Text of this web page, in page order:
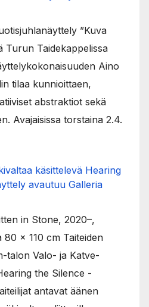
”Kuva
Turun Taidekappelissa
Aino
tilaa kunnioittaen,
abstraktiot sekä
Avajaisissa torstaina 2.4.
käsittelevä Hearing
avautuu Galleria
in Stone, 2020–,
x 110 cm Taiteiden
talon Valo- ja Katve-
the Silence -
antavat äänen